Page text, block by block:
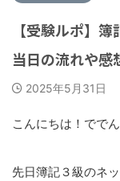
【受験ルポ】
当日の流れや感
2025年5月31日
こんにちは！ででん
先日簿記３級のネ